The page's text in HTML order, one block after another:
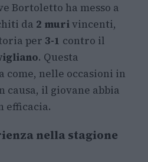
Bortoletto ha messo a
da 2 murivincenti,
per 3-1 contro il
. Questa
come, nelle occasioni in
causa, il giovane abbia
efficacia.
nella stagione